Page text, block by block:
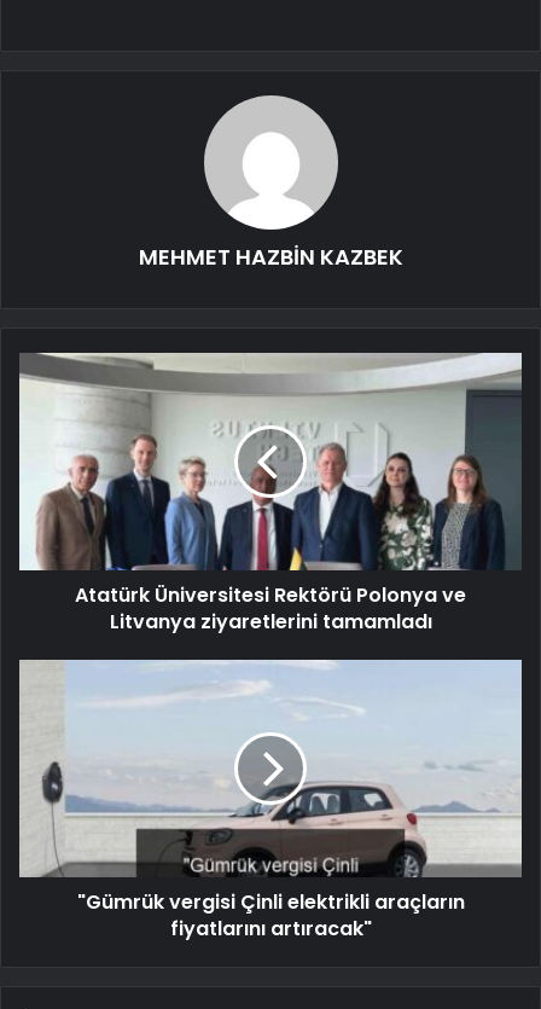
MEHMET HAZBİN KAZBEK
Atatürk Üniversitesi Rektörü Polonya ve
Litvanya ziyaretlerini tamamladı
"Gümrük vergisi Çinli elektrikli araçların
fiyatlarını artıracak"